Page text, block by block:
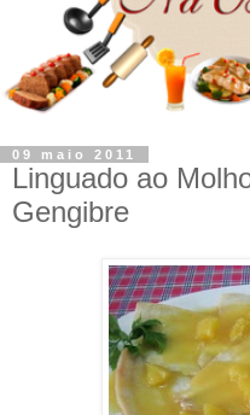
09 maio 2011
Linguado ao
Gengibre